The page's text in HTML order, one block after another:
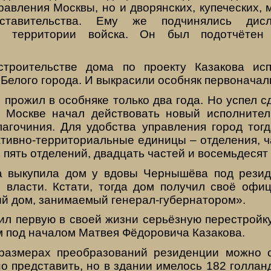
Москвы, но и дворянских, купеческих,
Ему же подчинялись
территории войска. Он был подотчётен
дома по проекту Казакова
города. И выкрасили особняк
прожил в особняке только два года. Но успел
начал действовать новый
Для удобства управления город
территориальные единицы – отделения,
отделений, двадцать частей и
выкупила дом у вдовы Чернышёва под
власти. Кстати, тогда дом получил своё
дом, занимаемый генерал-губернатором».
первую в своей жизни серьёзную
началом Матвея Фёдоровича Казакова.
преобразований резиденции можно
представить, но в здании имелось 182